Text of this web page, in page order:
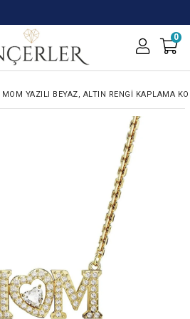
0
YAZILI BEYAZ, ALTIN RENGI KAPLAMA